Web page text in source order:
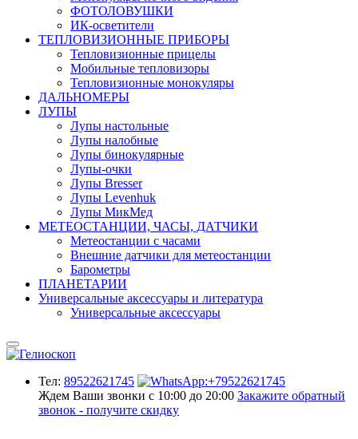
ФОТОЛОВУШКИ
ИК-осветители
ТЕПЛОВИЗИОННЫЕ ПРИБОРЫ
Тепловизионные прицелы
Мобильные тепловизоры
Тепловизионные монокуляры
ДАЛЬНОМЕРЫ
ЛУПЫ
Лупы настольные
Лупы налобные
Лупы бинокулярные
Лупы-очки
Лупы Bresser
Лупы Levenhuk
Лупы МикМед
МЕТЕОСТАНЦИИ, ЧАСЫ, ДАТЧИКИ
Метеостанции с часами
Внешние датчики для метеостанции
Барометры
ПЛАНЕТАРИИ
Универсальные аксессуары и литература
Универсальные аксессуары
Тел: 89522621745
Ждем Ваши звонки с 10:00 до 20:00 Закажите обратный
звонок - получите скидку